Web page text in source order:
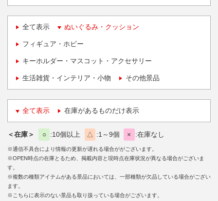
全て表示 ぬいぐるみ・クッション
フィギュア・ホビー
キーホルダー・マスコット・アクセサリー
生活雑貨・インテリア・小物 その他景品
全て表示 在庫があるものだけ表示
＜在庫＞ ○ 10個以上 △ 1～9個 × 在庫なし
※通信不具合により情報の更新が遅れる場合ががございます。
※OPEN時点の在庫とるため、掲載内容と現時点在庫状況が異なる場合がございま
す。
※複数の種類アイテムがある景品においては、一部種類が欠品している場合がござい
ます。
※こちらに表示のない景品も取り扱っている場合がございます。